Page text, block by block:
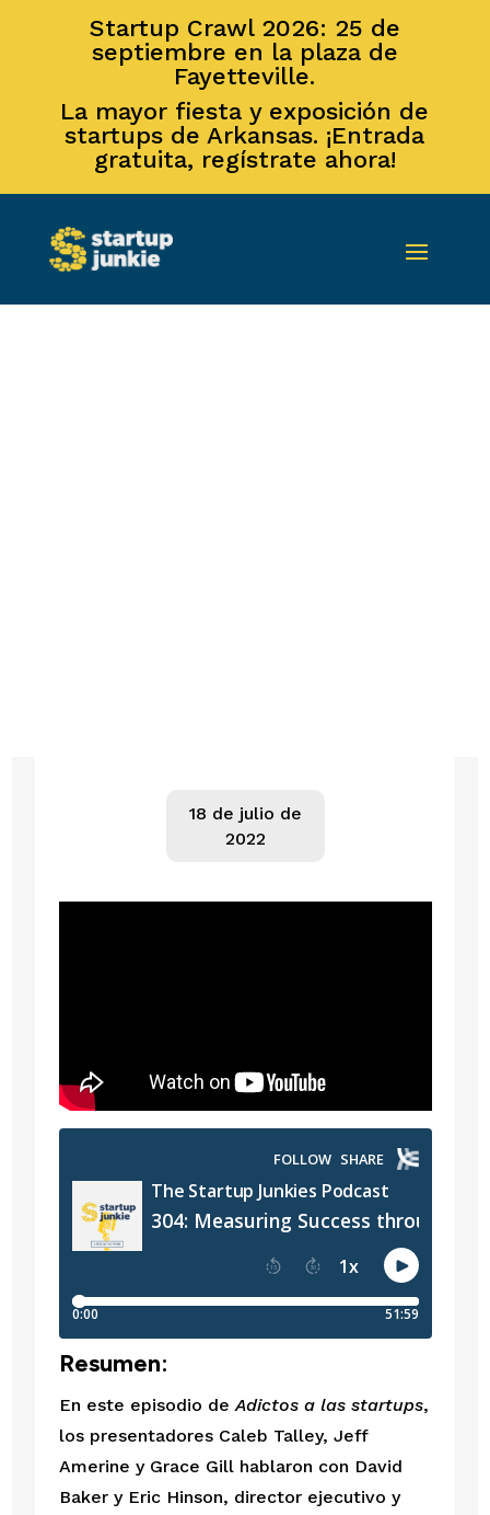
Startup Crawl 2026: 25 de
septiembre en la plaza de
Fayetteville.
La mayor fiesta y exposición de
startups de Arkansas. ¡Entrada
gratuita, regístrate ahora!
18 de julio de
2022
Resumen:
En este episodio de Adictos a las startups,
los presentadores Caleb Talley, Jeff
Amerine y Grace Gill hablaron con David
Baker y Eric Hinson, director ejecutivo y